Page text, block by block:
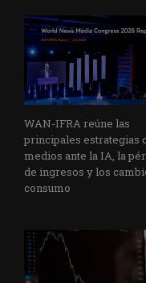
WAN-IFRA reúne las
principales estrategias
medios ante la IA, la
de ingresos y los
consumo